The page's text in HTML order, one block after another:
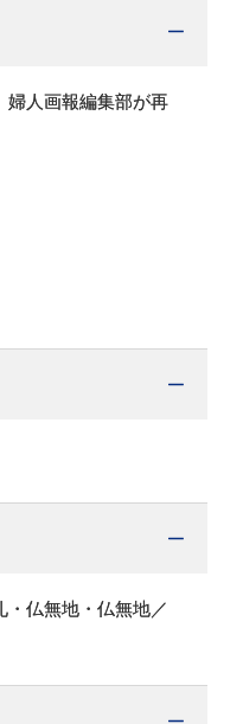
婦人画報編集部が再
仏無地・仏無地／